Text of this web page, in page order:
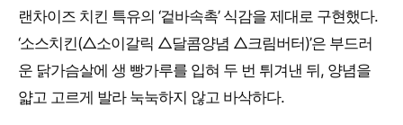
랜차이즈 치킨 특유의 ‘겉바속촉’ 식감을 제대로 구현했다.
‘소스치킨(△소이갈릭 △달콤양념 △크림버터)’은 부드러
운 닭가슴살에 생 빵가루를 입혀 두 번 튀겨낸 뒤, 양념을
얇고 고르게 발라 눅눅하지 않고 바삭하다.